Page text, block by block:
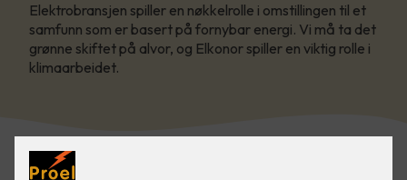
Elektrobransjen spiller en nøkkelrolle i omstillingen til et
samfunn som er basert på fornybar energi. Vi må ta det
grønne skiftet på alvor, og Elkonor spiller en viktig rolle i
klimaarbeidet.